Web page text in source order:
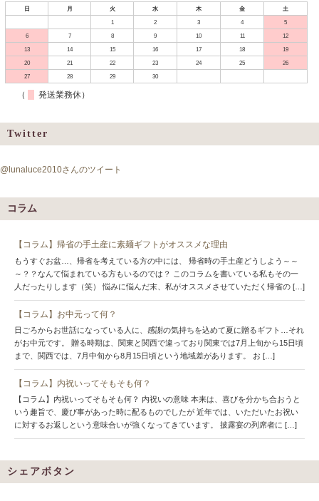
日
月 火 水 木 金
土
1
2 3 4
5
6
7 8 9 10 11
12
13
14 15 16 17 18
19
20
21 22 23 24 25
26
27
28 29 30
（ 発送業務休）
Twitter
@lunaluce2010さんのツイート
コラム
【コラム】帰省の手土産に素麺ギフトがオススメな理由
もうすぐお盆…、帰省を考えている方の中には、 帰省時の手土産どうしよう～～
～？？なんて悩まれている方もいるのでは？ このコラムを書いている私もその一
人だったりします（笑） 悩みに悩んだ末、私がオススメさせていただく帰省の […]
【コラム】お中元って何？
日ごろからお世話になっている人に、感謝の気持ちを込めて夏に贈るギフト…それ
がお中元です。 贈る時期は、関東と関西で違っており関東では7月上旬から15日頃
まで、関西では、7月中旬から8月15日頃という地域差があります。 お […]
【コラム】内祝いってそもそも何？
【コラム】内祝いってそもそも何？ 内祝いの意味 本来は、喜びを分かち合おうと
いう趣旨で、慶び事があった時に配るものでしたが 近年では、いただいたお祝い
に対するお返しという意味合いが強くなってきています。 披露宴の列席者に […]
シェアボタン